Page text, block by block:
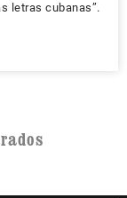
letras cubanas”.